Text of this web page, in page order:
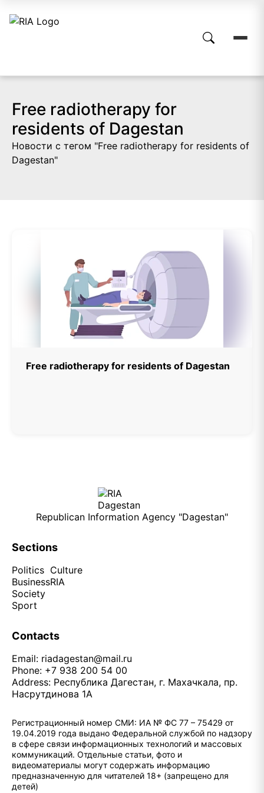
Free radiotherapy for
residents of Dagestan
Новости с тегом "Free radiotherapy for residents of
Dagestan"
Free radiotherapy for residents of Dagestan
Republican Information Agency "Dagestan"
Sections
Politics
Business
Society
Sport
Culture
RIA
Contacts
Email: riadagestan@mail.ru
Phone: +7 938 200 54 00
Address: Республика Дагестан, г. Махачкала, пр.
Насрутдинова 1А
Регистрационный номер СМИ: ИА № ФС 77 – 75429 от
19.04.2019 года выдано Федеральной службой по надзору
в сфере связи информационных технологий и массовых
коммуникаций. Отдельные статьи, фото и
видеоматериалы могут содержать информацию
предназначенную для читателей 18+ (запрещено для
детей)